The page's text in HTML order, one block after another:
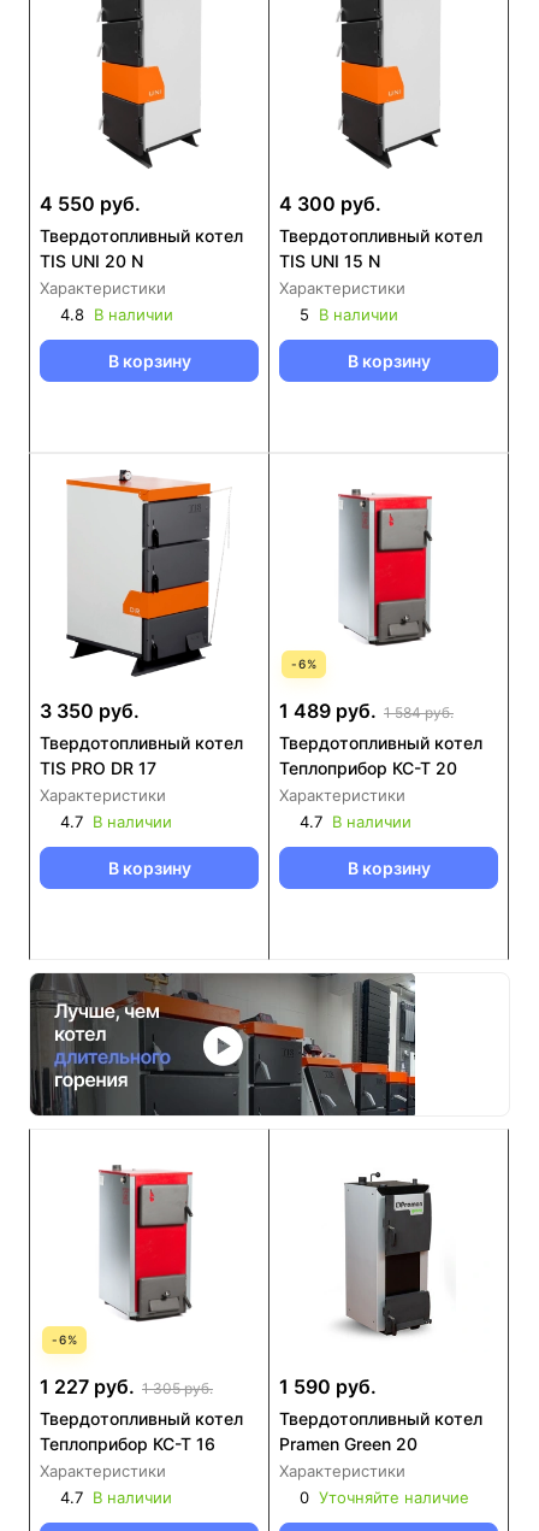
4 550 руб.
Твердотопливный котел
TIS UNI 20 N
Характеристики
4.8 В наличии
В корзину
4 300 руб.
Твердотопливный котел
TIS UNI 15 N
Характеристики
5
В наличии
В корзину
3 350 руб.
Твердотопливный котел
TIS PRO DR 17
Характеристики
4.7 В наличии
В корзину
-6%
1 489 руб. 1 584 руб.
Твердотопливный котел
Теплоприбор КС-Т 20
Характеристики
4.7 В наличии
В корзину
-6%
1 227 руб. 1 305 руб.
Твердотопливный котел
Теплоприбор КС-Т 16
Характеристики
4.7 В наличии
1 590 руб.
Твердотопливный котел
Pramen Green 20
Характеристики
0 Уточняйте наличие